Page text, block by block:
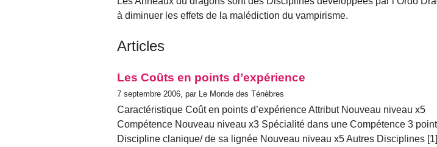
à diminuer les effets de la malédiction du vampirisme.
Articles
Les Coûts en points d’expérience
7 septembre 2006, par Le Monde des Ténèbres
Caractéristique Coût en points d’expérience Attribut Nouveau niveau x5
Compétence Nouveau niveau x3 Spécialité dans une Compétence 3
Discipline clanique/ de sa lignée Nouveau niveau x5 Autres Disciplines [1]